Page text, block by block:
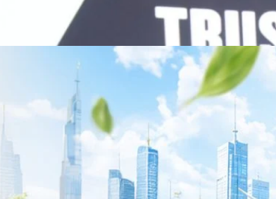
บริษัทเดินหน้าขับเคลื่อน Business Transformation อย่างต่อเนื่อง
าไอที สู่การเป็น Digital Infrastructure Platform เพื่อรองรับการเ
วนธุรกิจที่มีมูลค่าเพิ่ม ควบคู่กับการขยายเครือข่ายพันธมิตรเทคโนโ
รอบ 6 ปี สำนักข่าว TODAY เปิดเวทีใหญ่
ถกแนวทางปรับตัวสู่เศรษฐกิจสีเขียว
งในโอกาสครบรอบ 6 ปี สำนักข่าว TODAY จัดงาน SUSTAIN CITY:
ยนมุมมองเกี่ยวกับการเปลี่ยนผ่านสู่เศรษฐกิจและสังคมสีเขียว พร้อ
ยุกต์ใช้ได้จริง จากผู้แทนภาครัฐ ภาคธุรกิจ และผู้เชี่ยวชาญในหลาก
เทศไทยควรปรับตัวอย่างไร ? เพื่อเดินหน้าสู่ความยั่งยืนและบรรลุเป้
นมิติของภาครัฐ ภาคธุรกิจ การเงิน และพลังงาน Green
าภรณ์ ศรีนวลจันทร์ | 1 days ago